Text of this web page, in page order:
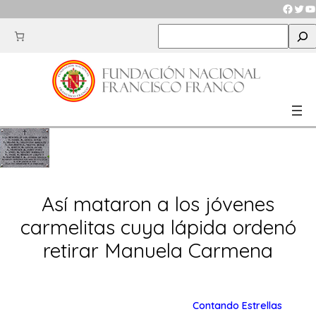
al
contenido
e
r
c
Así mataron a los jóvenes
carmelitas cuya lápida ordenó
retirar Manuela Carmena
Contando Estrellas